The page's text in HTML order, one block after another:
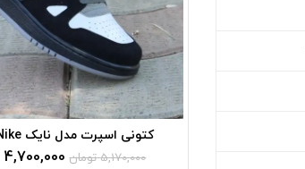
کتونی اسپرت مدل نایک Nike کد J12
5,170,000 تومان 4,700,000